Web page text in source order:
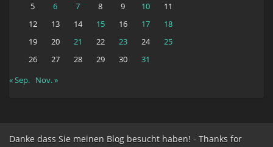
5
6 7 8 9 10
11
12
13 14 15 16 17
18
19
20 21 22 23 24
25
26
27 28 29 30
31
« Sep. Nov. »
Danke dass Sie meinen Blog besucht haben! - Thanks for